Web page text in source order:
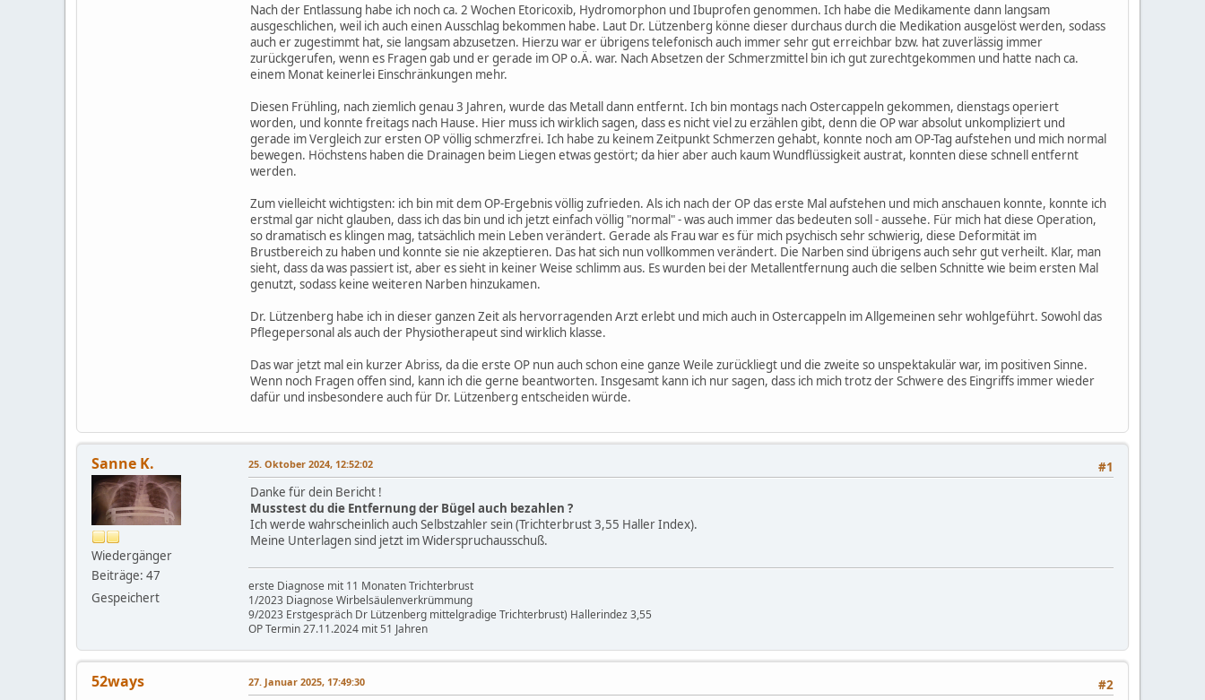
Nach der Entlassung habe ich noch ca. 2 Wochen Etoricoxib, Hydromorphon und Ibuprofen genommen. Ich habe die Medikamente dann langsam
ausgeschlichen, weil ich auch einen Ausschlag bekommen habe. Laut Dr. Lützenberg könne dieser durchaus durch die Medikation ausgelöst werden, sodass
auch er zugestimmt hat, sie langsam abzusetzen. Hierzu war er übrigens telefonisch auch immer sehr gut erreichbar bzw. hat zuverlässig immer
zurückgerufen, wenn es Fragen gab und er gerade im OP o.Ä. war. Nach Absetzen der Schmerzmittel bin ich gut zurechtgekommen und hatte nach ca.
einem Monat keinerlei Einschränkungen mehr.
Diesen Frühling, nach ziemlich genau 3 Jahren, wurde das Metall dann entfernt. Ich bin montags nach Ostercappeln gekommen, dienstags operiert
worden, und konnte freitags nach Hause. Hier muss ich wirklich sagen, dass es nicht viel zu erzählen gibt, denn die OP war absolut unkompliziert und
gerade im Vergleich zur ersten OP völlig schmerzfrei. Ich habe zu keinem Zeitpunkt Schmerzen gehabt, konnte noch am OP-Tag aufstehen und mich normal
bewegen. Höchstens haben die Drainagen beim Liegen etwas gestört; da hier aber auch kaum Wundflüssigkeit austrat, konnten diese schnell entfernt
werden.
Zum vielleicht wichtigsten: ich bin mit dem OP-Ergebnis völlig zufrieden. Als ich nach der OP das erste Mal aufstehen und mich anschauen konnte, konnte ich
erstmal gar nicht glauben, dass ich das bin und ich jetzt einfach völlig "normal" - was auch immer das bedeuten soll - aussehe. Für mich hat diese Operation,
so dramatisch es klingen mag, tatsächlich mein Leben verändert. Gerade als Frau war es für mich psychisch sehr schwierig, diese Deformität im
Brustbereich zu haben und konnte sie nie akzeptieren. Das hat sich nun vollkommen verändert. Die Narben sind übrigens auch sehr gut verheilt. Klar, man
sieht, dass da was passiert ist, aber es sieht in keiner Weise schlimm aus. Es wurden bei der Metallentfernung auch die selben Schnitte wie beim ersten Mal
genutzt, sodass keine weiteren Narben hinzukamen.
Dr. Lützenberg habe ich in dieser ganzen Zeit als hervorragenden Arzt erlebt und mich auch in Ostercappeln im Allgemeinen sehr wohlgeführt. Sowohl das
Pflegepersonal als auch der Physiotherapeut sind wirklich klasse.
Das war jetzt mal ein kurzer Abriss, da die erste OP nun auch schon eine ganze Weile zurückliegt und die zweite so unspektakulär war, im positiven Sinne.
Wenn noch Fragen offen sind, kann ich die gerne beantworten. Insgesamt kann ich nur sagen, dass ich mich trotz der Schwere des Eingriffs immer wieder
dafür und insbesondere auch für Dr. Lützenberg entscheiden würde.
Sanne K.
Wiedergänger
Beiträge: 47
Gespeichert
#1
25. Oktober 2024, 12:52:02
Danke für dein Bericht !
Musstest du die Entfernung der Bügel auch bezahlen ?
Ich werde wahrscheinlich auch Selbstzahler sein (Trichterbrust 3,55 Haller Index).
Meine Unterlagen sind jetzt im Widerspruchausschuß.
erste Diagnose mit 11 Monaten Trichterbrust
1/2023 Diagnose Wirbelsäulenverkrümmung
9/2023 Erstgespräch Dr Lützenberg mittelgradige Trichterbrust) Hallerindez 3,55
OP Termin 27.11.2024 mit 51 Jahren
52ways #2
27. Januar 2025, 17:49:30